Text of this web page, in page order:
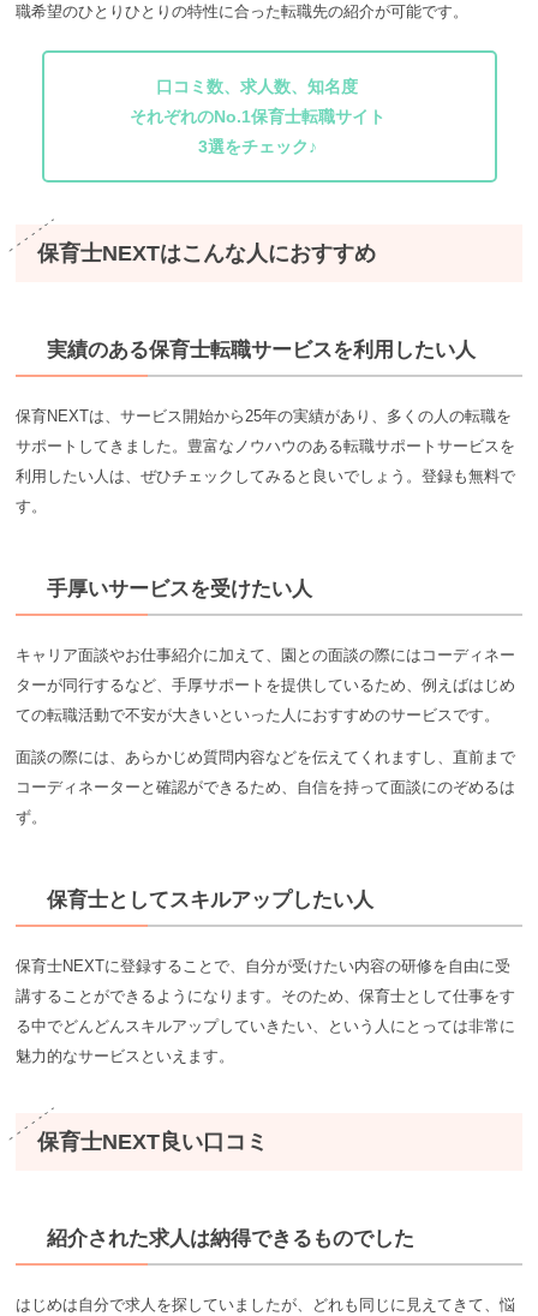
職希望のひとりひとりの特性に合った転職先の紹介が可能です。
口コミ数、求人数、知名度
それぞれのNo.1保育士転職サイト
3選をチェック♪
保育⼠NEXTはこんな人におすすめ
実績のある保育士転職サービスを利用したい人
保育NEXTは、サービス開始から25年の実績があり、多くの人の転職を
サポートしてきました。豊富なノウハウのある転職サポートサービスを
利用したい人は、ぜひチェックしてみると良いでしょう。登録も無料で
す。
手厚いサービスを受けたい人
キャリア面談やお仕事紹介に加えて、園との面談の際にはコーディネー
ターが同行するなど、手厚サポートを提供しているため、例えばはじめ
ての転職活動で不安が大きいといった人におすすめのサービスです。
面談の際には、あらかじめ質問内容などを伝えてくれますし、直前まで
コーディネーターと確認ができるため、自信を持って面談にのぞめるは
ず。
保育士としてスキルアップしたい人
保育士NEXTに登録することで、自分が受けたい内容の研修を自由に受
講することができるようになります。そのため、保育士として仕事をす
る中でどんどんスキルアップしていきたい、という人にとっては非常に
魅力的なサービスといえます。
保育⼠NEXT良い口コミ
紹介された求人は納得できるものでした
はじめは自分で求人を探していましたが、どれも同じに見えてきて、悩